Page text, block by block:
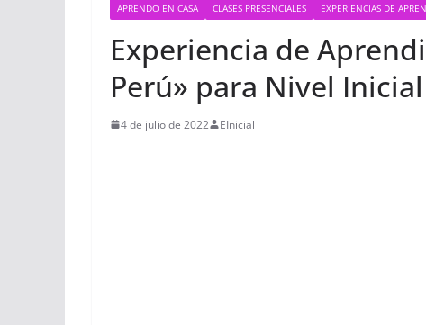
APRENDO EN CASA CLASES PRESENCIALES EXPERIENCIAS DE
Experiencia de
Perú» para Nivel
4 de julio de 2022 EInicial